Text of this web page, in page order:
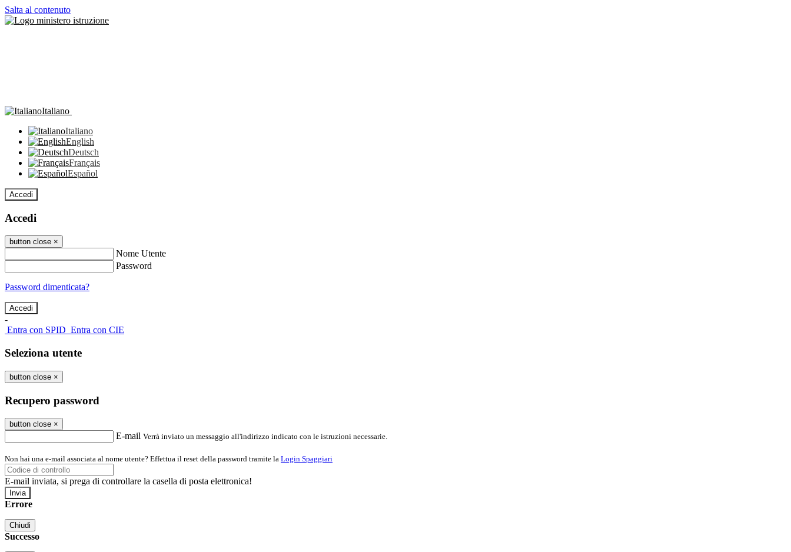
Salta al contenuto
Italiano
Italiano
English
Deutsch
Français
Español
Accedi
Accedi
button close ×
Nome Utente
Password
Password dimenticata?
-
Entra con SPID Entra con CIE
Seleziona utente
button close ×
Recupero password
button close ×
E-mail Verrà inviato un messaggio all'indirizzo indicato con le istruzioni necessarie.
Non hai una e-mail associata al nome utente? Effettua il reset della password tramite la Login Spaggiari
E-mail inviata, si prega di controllare la casella di posta elettronica!
Errore
Chiudi
Successo